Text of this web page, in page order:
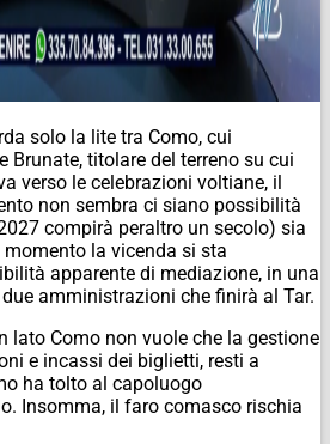
solo la lite tra Como, cui
Brunate, titolare del terreno su cui
verso le celebrazioni voltiane, il
non sembra ci siano possibilità
compirà peraltro un secolo) sia
la vicenda si sta
apparente di mediazione, in una
amministrazioni che finirà al Tar.
lato Como non vuole che la gestione
e incassi dei biglietti, resti a
ha tolto al capoluogo
Insomma, il faro comasco rischia